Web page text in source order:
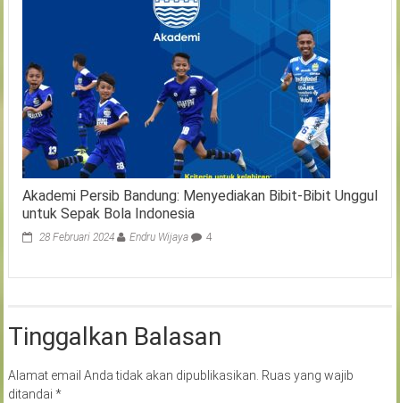
Akademi Persib Bandung: Menyediakan Bibit-Bibit Unggul
untuk Sepak Bola Indonesia
28 Februari 2024 Endru Wijaya 4
Tinggalkan Balasan
Alamat email Anda tidak akan dipublikasikan. Ruas yang wajib
ditandai *